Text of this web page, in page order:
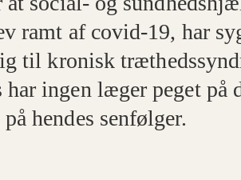
ramt af covid-19, har
til kronisk
har ingen læger peget på
hendes senfølger.